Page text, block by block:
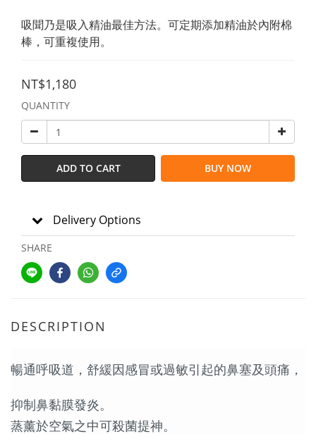
吸聞乃是吸入精油最佳方法。可定期添加精油於內附棉
棒，可重複使用。
NT$1,180
QUANTITY
ADD TO CART BUY NOW
Delivery Options
SHARE
DESCRIPTION
暢通呼吸道，舒緩因感冒或過敏引起的鼻塞及頭痛，
抑制鼻黏膜發炎。
蒸薰於空氣之中可殺菌提神。